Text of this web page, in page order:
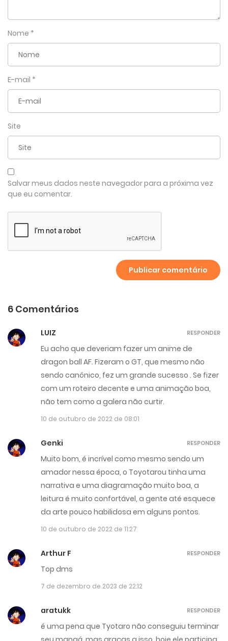
Nome *
E-mail *
Site
Salvar meus dados neste navegador para a próxima vez
que eu comentar.
6 Comentários
LUIZ
Eu acho que deveriam fazer um anime de
dragon ball AF. Fizeram o GT, que mesmo não
sendo canônico, fez um grande sucesso . Se fizer
com um roteiro decente e uma animação boa,
não tem como a galera não curtir.
10 de outubro de 2022 de 08:01
RESPONDER
Genki
Muito bom, é incrível como mesmo sendo um
amador nessa época, o Toyotarou tinha uma
narrativa e uma diagramação muito boa, a
leitura é muito confortável, a gente até esquece
da arte pouco habilidosa em alguns pontos.
10 de outubro de 2022 de 11:27
RESPONDER
Arthur F
Top dms
7 de dezembro de 2023 de 22:12
RESPONDER
aratukk
é uma pena que Tyotaro não conseguiu terminar
RESPONDER